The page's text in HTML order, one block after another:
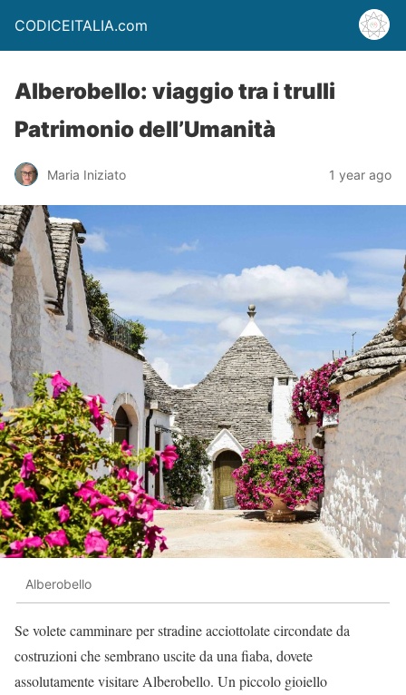
CODICEITALIA.com
Alberobello: viaggio tra i trulli
Patrimonio dell’Umanità
Maria Iniziato 1 year ago
Alberobello
Se volete camminare per stradine acciottolate circondate da
costruzioni che sembrano uscite da una fiaba, dovete
assolutamente visitare Alberobello. Un piccolo gioiello